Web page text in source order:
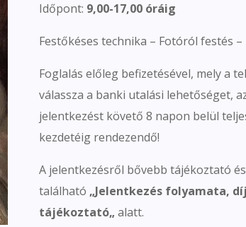
Időpont: 9,00-17,00 óráig
Festőkéses technika – Fotóról festés
Foglalás előleg befizetésével, mely a
válassza a banki utalási lehetőséget,
jelentkezést követő 8 napon belül
kezdetéig rendezendő!
A jelentkezésről bővebb tájékoztató
található „Jelentkezés folyamata,
tájékoztató„ alatt.